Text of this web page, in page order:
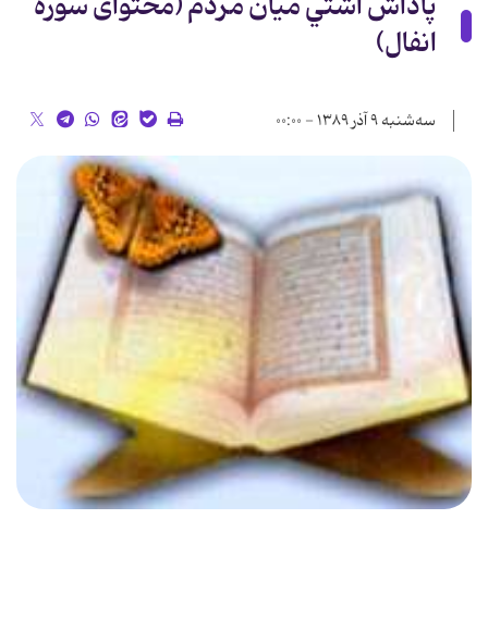
انفال)
سه‌شنبه ۹ آذر ۱۳۸۹ - ۰۰:۰۰